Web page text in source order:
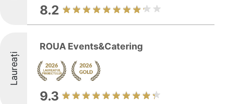
8.2
Laureați
ROUA Events&Catering
9.3